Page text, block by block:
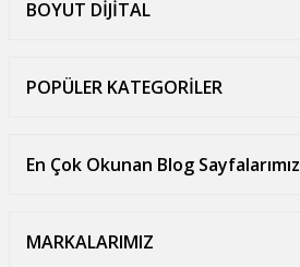
BOYUT DİJİTAL
POPÜLER KATEGORİLER
En Çok Okunan Blog Sayfalarımız
MARKALARIMIZ